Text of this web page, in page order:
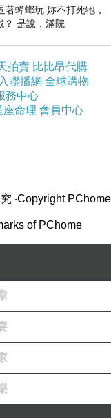
蟑螂玩 妳不打死牠，
？ 是說，滿院
拍賣 比比昂代購
聯播網 全球購物
務中心
座命理 會員中心
‧Copyright PChome
of PChome